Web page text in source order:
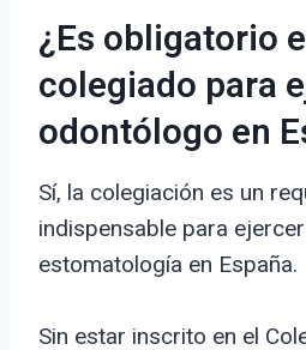
¿Es obligatorio
colegiado para
odontólogo en
Sí, la colegiación es un
indispensable para
estomatología en España.
Sin estar inscrito en el